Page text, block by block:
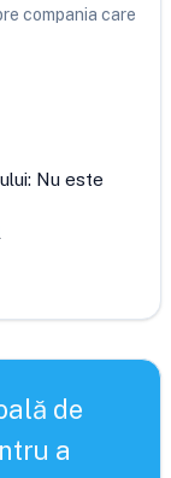
compania care
Nu este
de
a